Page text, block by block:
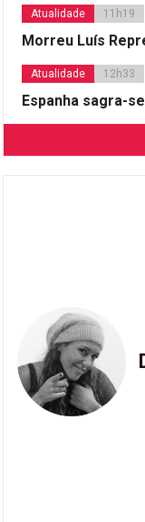
Atualidade 11h19
Morreu Luís
Atualidade 12h33
Espanha sagra-